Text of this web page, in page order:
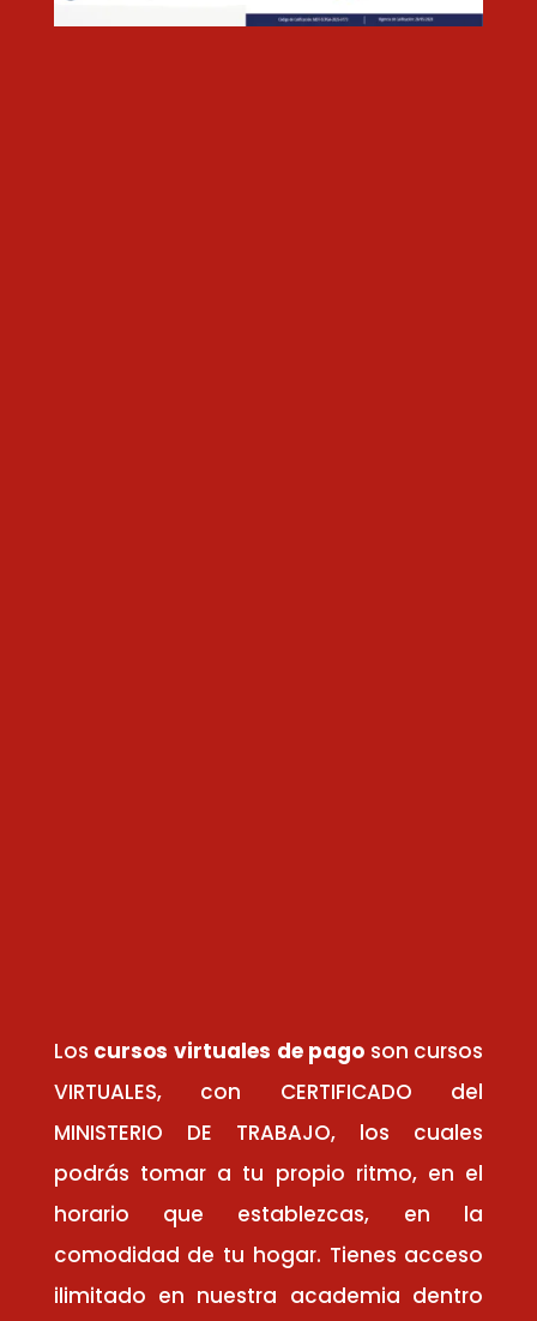
Los cursos virtuales de pago son cursos
VIRTUALES, con CERTIFICADO del
MINISTERIO DE TRABAJO, los cuales
podrás tomar a tu propio ritmo, en el
horario que establezcas, en la
comodidad de tu hogar. Tienes acceso
ilimitado en nuestra academia dentro